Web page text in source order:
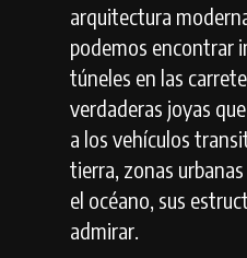
arquitectura
podemos encontrar
túneles en las
verdaderas joyas
a los vehículos
tierra, zonas
el océano, sus
admirar.